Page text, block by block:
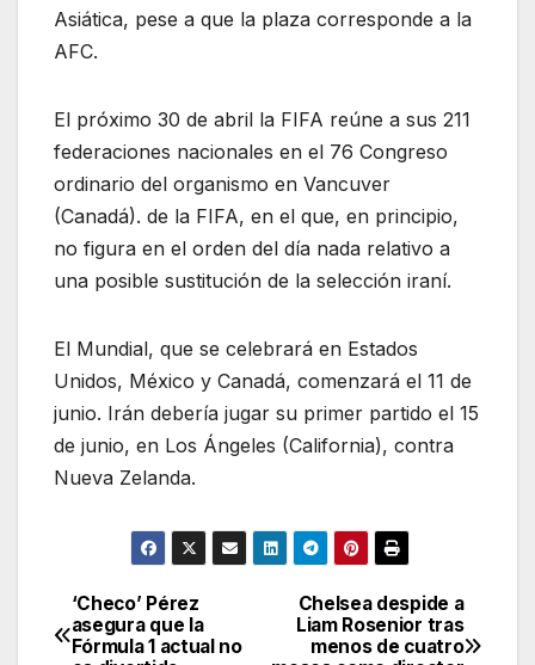
Asiática, pese a que la plaza corresponde a la
AFC.
El próximo 30 de abril la FIFA reúne a sus 211
federaciones nacionales en el 76 Congreso
ordinario del organismo en Vancuver
(Canadá). de la FIFA, en el que, en principio,
no figura en el orden del día nada relativo a
una posible sustitución de la selección iraní.
El Mundial, que se celebrará en Estados
Unidos, México y Canadá, comenzará el 11 de
junio. Irán debería jugar su primer partido el 15
de junio, en Los Ángeles (California), contra
Nueva Zelanda.
Navegación
Chelsea despide a
Liam Rosenior tras
menos de cuatro
‘Checo’ Pérez
asegura que la
Fórmula 1 actual no